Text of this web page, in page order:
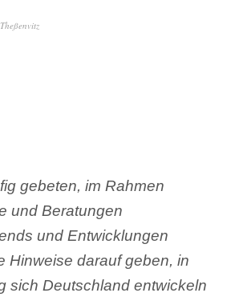
gebeten, im Rahmen
und Beratungen
und Entwicklungen
Hinweise darauf geben, in
sich Deutschland entwickeln